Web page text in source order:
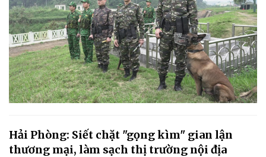
Hải Phòng: Siết chặt "gọng kìm" gian lận
thương mại, làm sạch thị trường nội địa